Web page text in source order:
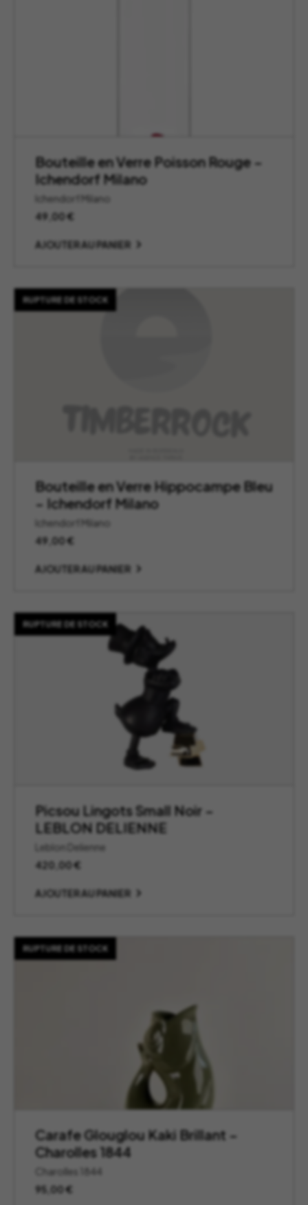
Bouteille en Verre Poisson Rouge –
Ichendorf Milano
Ichendorf Milano
49,00€
AJOUTER AU PANIER
RUPTURE DE STOCK
Bouteille en Verre Hippocampe Bleu
– Ichendorf Milano
Ichendorf Milano
49,00€
AJOUTER AU PANIER
RUPTURE DE STOCK
Picsou Lingots Small Noir –
LEBLON DELIENNE
Leblon Delienne
420,00€
AJOUTER AU PANIER
RUPTURE DE STOCK
Carafe Glouglou Kaki Brillant –
Charolles 1844
Charolles 1844
95,00€